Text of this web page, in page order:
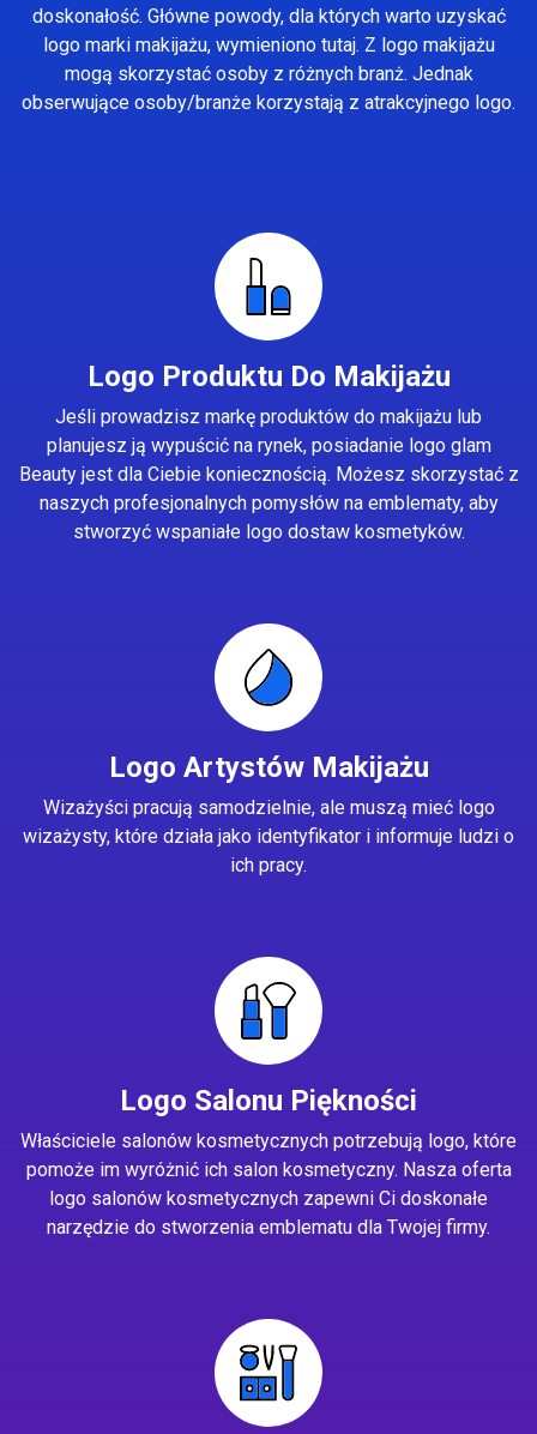
doskonałość. Główne powody, dla których warto uzyskać
logo marki makijażu, wymieniono tutaj. Z logo makijażu
mogą skorzystać osoby z różnych branż. Jednak
obserwujące osoby/branże korzystają z atrakcyjnego logo.
Logo Produktu Do Makijażu
Jeśli prowadzisz markę produktów do makijażu lub
planujesz ją wypuścić na rynek, posiadanie logo glam
Beauty jest dla Ciebie koniecznością. Możesz skorzystać z
naszych profesjonalnych pomysłów na emblematy, aby
stworzyć wspaniałe logo dostaw kosmetyków.
Logo Artystów Makijażu
Wizażyści pracują samodzielnie, ale muszą mieć logo
wizażysty, które działa jako identyfikator i informuje ludzi o
ich pracy.
Logo Salonu Piękności
Właściciele salonów kosmetycznych potrzebują logo, które
pomoże im wyróżnić ich salon kosmetyczny. Nasza oferta
logo salonów kosmetycznych zapewni Ci doskonałe
narzędzie do stworzenia emblematu dla Twojej firmy.